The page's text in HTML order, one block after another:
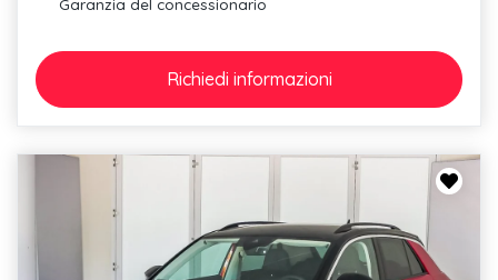
Garanzia del concessionario
Richiedi informazioni